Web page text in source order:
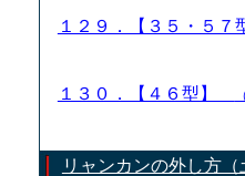
１２９．【３５・５
１３０．【４６型】
リャンカンの外し方（